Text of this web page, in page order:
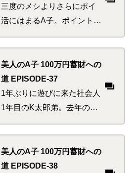
か！？ポイントでお得に投
資する方法を以前学んだは
三度のメシよりさらにポイ
活にはまるA子。ポイント
GETのために楽天市場の会
員ランクもダイアモンドま
で登りつめ「そこに山があ
るから」さらなる高みを目
指したい欲求が。しかし本
来の目的を忘れてはいまい
美人のA子 100万円蓄財への
道 EPISODE-37
1年ぶりに遊びに来た社会人
1年目のK太郎弟。去年の自
分の成功体験を今年新社会
人になるかわいい後輩たち
にも、とお金にまつわる準
備講座を要望してきた。集
美人のA子 100万円蓄財への
道 EPISODE-38